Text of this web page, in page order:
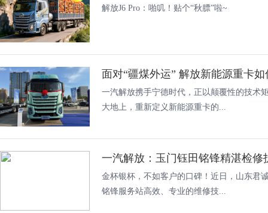
解放J6 Pro：啪叽！贴个“秋膘”啦~
面对“疆煤外运” 解放新能源重卡
一汽解放携手宁德时代，正以颠覆性的技术
大地上，重新定义新能源重卡的...
一汽解放：玉门钰田铭锋精湛检修
金杯银杯，不如客户的口碑！近日，山东君
铭锋服务站高效、专业的维修技...